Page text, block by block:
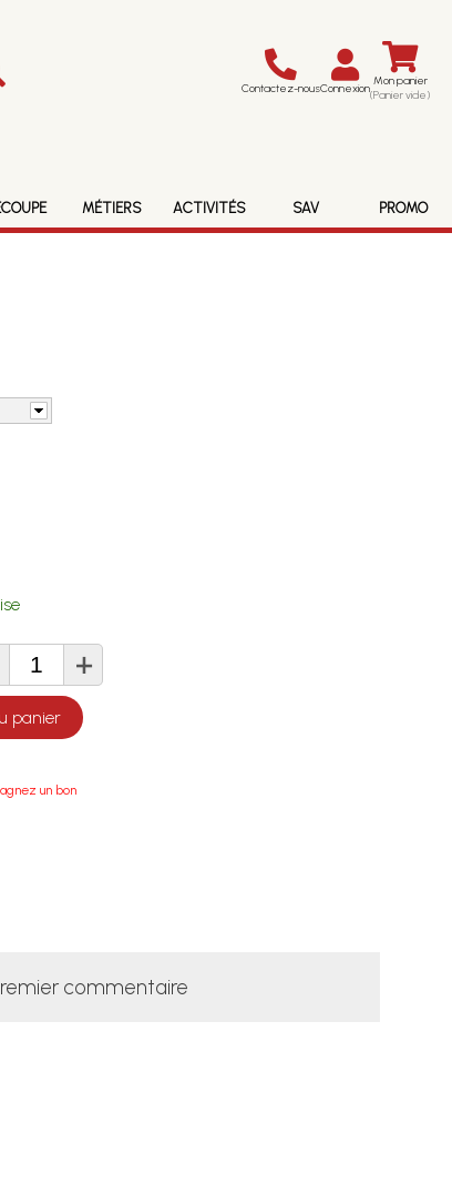
Contactez-nousConnexion Mon panier
(Panier vide)
MÉTIERS ACTIVITÉS SAV PROMO
+
panier
un bon
commentaire